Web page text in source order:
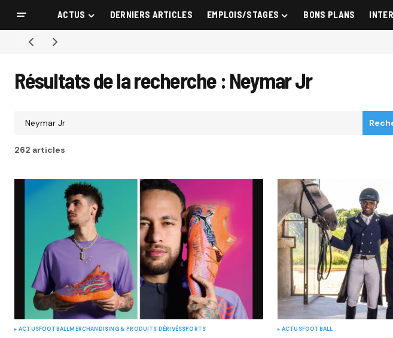
ACTUS DERNIERS ARTICLES EMPLOIS/STAGES BONS PLANS
Résultats de la recherche : Neymar Jr
262 articles
ACTUSFOOTBALLMERCHANDISING & PRODUITS DÉRIVÉSSPORTS ACTUSFOOTBALL